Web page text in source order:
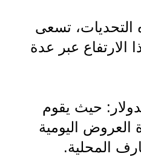
المرحلة الابتدائية
المرحلة المتوسطة
الجامعات
اخبار وقرارات وزارة التعليم
العالي
تسعى
الارتفاع عبر عدة
حيث يقوم
العروض اليومية
المحلية.